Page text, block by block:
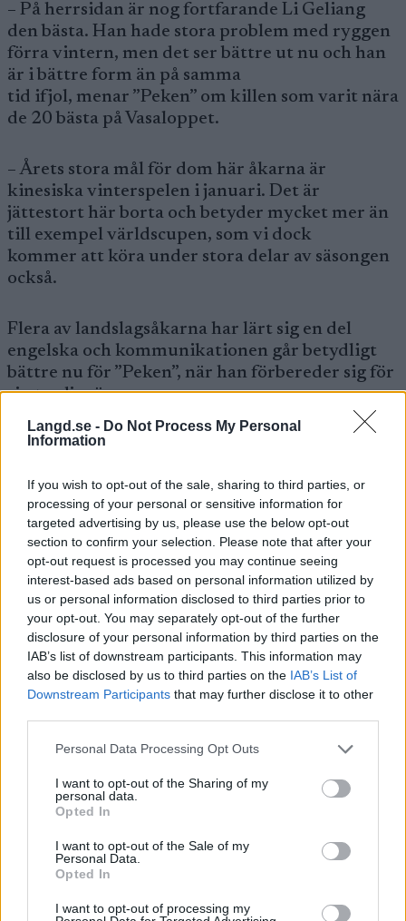
Langd.se - Do Not Process My Personal
Information
If you wish to opt-out of the sale, sharing to third parties, or
processing of your personal or sensitive information for
targeted advertising by us, please use the below opt-out
section to confirm your selection. Please note that after your
opt-out request is processed you may continue seeing
interest-based ads based on personal information utilized by
us or personal information disclosed to third parties prior to
your opt-out. You may separately opt-out of the further
disclosure of your personal information by third parties on the
IAB’s list of downstream participants. This information may
also be disclosed by us to third parties on the IAB’s List of
Downstream Participants that may further disclose it to other
Please note that this website/app uses one or more Google
not limited to your visit or usage behaviour. You may click to
grant or deny consent to Google and its third-party tags to
use your data for below specified purposes in below Google
consent section.
Personal Data Processing Opt Outs
I want to opt-out of the Sharing of my
personal data.
Opted In
I want to opt-out of the Sale of my
Personal Data.
Opted In
I want to opt-out of processing my
– På herrsidan är nog fortfarande Li Geliang
den bästa. Han hade stora problem med ryggen
förra vintern, men det ser bättre ut nu och han
är i bättre form än på samma
tid ifjol, menar ”Peken” om killen som varit nära
de 20 bästa på Vasaloppet.
– Årets stora mål för dom här åkarna är
kinesiska vinterspelen i januari. Det är
jättestort här borta och betyder mycket mer än
till exempel världscupen, som vi dock
kommer att köra under stora delar av säsongen
också.
Flera av landslagsåkarna har lärt sig en del
engelska och kommunikationen går betydligt
bättre nu för ”Peken”, när han förbereder sig för
sin tredje säsong som
kinesisk landslagstränare. En tjej som Yuanyuan
Liu pratar bra engelska och även Li Geliang har
”Peken” är dock besviken på att han inte får
använda asiatiska sprintmästarinnan Wang
Chunli, som kommer att åka skidskytte även
nästa år.
– Hon har beordrats att vara skidskytt, fast hon
egentligen vill åka längd. Det är tyvärr inget jag
kan göra något med, så är det i det här systemet.
Den förre svenska landslagslagstränaren är inte
– Redan på min tid drogs det åt olika håll och
fanns många olika intressen. Det blir spännande
jämfört med landslaget, säger
”Peken”, som dock inte önskar att uttala sig för